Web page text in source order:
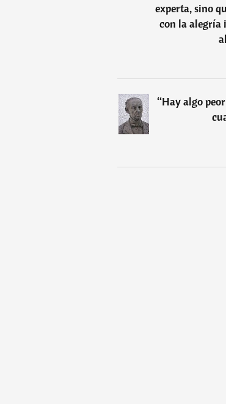
experta, sino
con la alegría
“Hay algo